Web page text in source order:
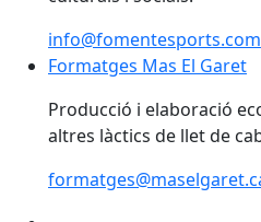
info@fomentesports.com
Formatges Mas El Garet
Formatges Mas El Garet
Producció i elaboració
altres làctics de llet de